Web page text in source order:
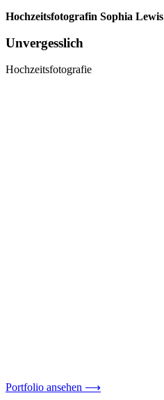
Hochzeitsfotografin Sophia Lewis
Unvergesslich
Hochzeitsfotografie
Portfolio ansehen ⟶